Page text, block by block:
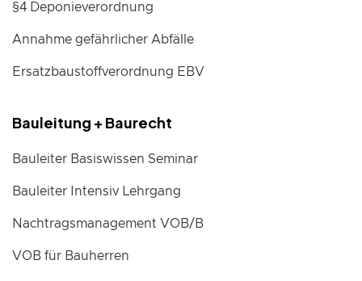
§4 Deponieverordnung
Annahme gefährlicher Abfälle
Ersatzbaustoffverordnung EBV
Bauleitung + Baurecht
Bauleiter Basiswissen Seminar
Bauleiter Intensiv Lehrgang
Nachtragsmanagement VOB/B
VOB für Bauherren